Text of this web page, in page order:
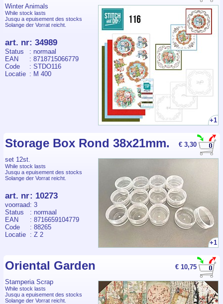
Winter Animals
+1
While stock lasts
Jusqu a epuisement des stocks
Solange der Vorrat reicht.
art. nr: 34989
Status
: normaal
EAN
: 8718715066779
Code
: STDO116
Locatie : M 400
€ 3,30
Storage Box Rond 38x21mm.
set 12st.
+1
While stock lasts
Jusqu a epuisement des stocks
Solange der Vorrat reicht.
art. nr: 10273
voorraad: 3
Status
: normaal
EAN
: 8716659104779
Code
: 88265
Locatie : Z 2
€ 10,75
Oriental Garden
Stamperia Scrap
While stock lasts
Jusqu a epuisement des stocks
Solange der Vorrat reicht.